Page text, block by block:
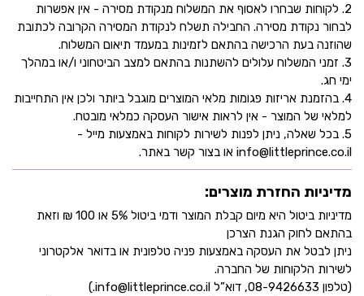
2. לקוחות שבחרו לאסוף את המשלוח מנקודת מסירה - אין אפשרות
לבחור נקודת מסירה. החבילה תשלח לנקודת המסירה הקרובה לכתובת
שהוזנה בעת הרכישה בהתאם לזמינות במעמד תיאום המשלוח.
3. זמני המשלוח עלולים להשתנות בהתאם למצב הביטחוני ו/או במהלך
ימי חג.
4. בהזמנת אריזות פגומות מלאי המוצרים מוגבל ביותר ולכן אין התחייבות
למלאי של המוצר - אין לראות אישור העסקה כמלאי מובטח.
5. בכל שאלה, ניתן לפנות לשירות לקוחות באמצעות מייל -
info@littleprince.co.il או בצור קשר באתר.
מדיניות החזרת מוצרים:
מדיניות ביטול היא מיום קבלת המוצר ודמי ביטול 5% או 100 ₪ וזאת
בהתאם לחוק הגנת הצרכן
ניתן לבטל את העסקה באמצעות פניה טלפונית או בדואר אלקטרוני
לשירות הלקוחות של החברה.
(טלפון 08-9426633, דוא”ל info@littleprince.co.il.)